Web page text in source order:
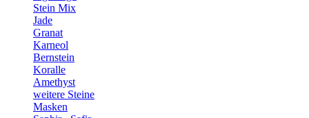
Stein Mix
Jade
Granat
Karneol
Bernstein
Koralle
Amethyst
weitere Steine
Masken